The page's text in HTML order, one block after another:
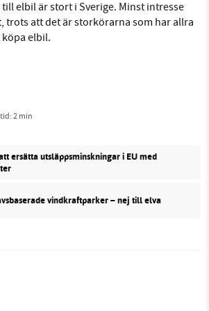
elbil är stort i Sverige. Minst intresse
trots att det är storkörarna som har allra
köpa elbil.
2 min
ersätta utsläppsminskningar i EU med
vindkraftparker – nej till elva